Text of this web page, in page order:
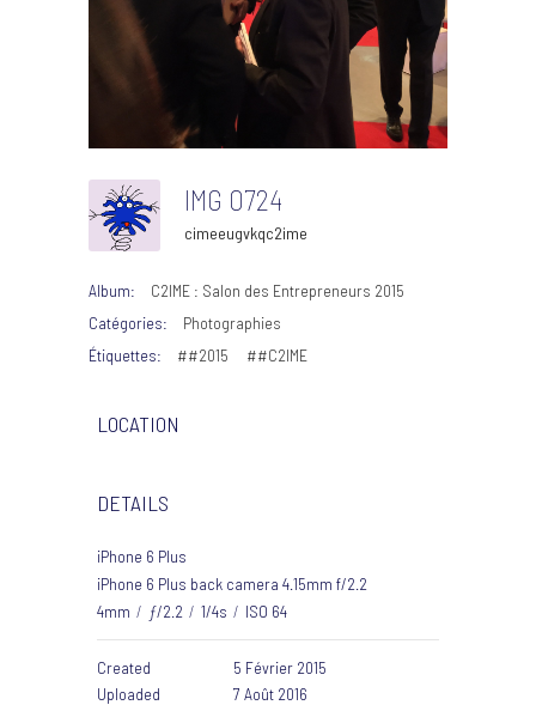
IMG 0724
cimeeugvkqc2ime
Album:
C2IME : Salon des Entrepreneurs 2015
Catégories:
Photographies
Étiquettes:
##2015 ##C2IME
LOCATION
DETAILS
iPhone 6 Plus
iPhone 6 Plus back camera 4.15mm f/2.2
4mm / ƒ/2.2 / 1/4s / ISO 64
Created
5 Février 2015
Uploaded
7 Août 2016